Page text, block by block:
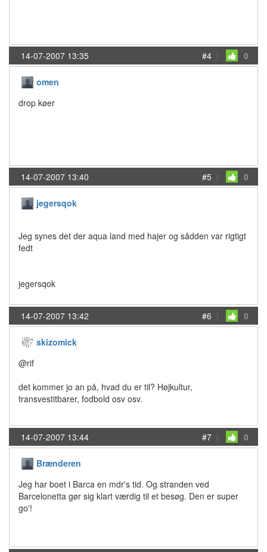
14-07-2007 13:35 #4 | 0
omen
drop køer
14-07-2007 13:40 #5 | 0
jegersqok
Jeg synes det der aqua land med hajer og sådden var rigtigt
fedt
jegersqok
14-07-2007 13:42 #6 | 0
skizomick
@rif
det kommer jo an på, hvad du er til? Højkultur,
transvestitbarer, fodbold osv osv.
14-07-2007 13:44 #7 | 0
Brænderen
Jeg har boet i Barca en mdr's tid. Og stranden ved
Barcelonetta gør sig klart værdig til et besøg. Den er super
go'!